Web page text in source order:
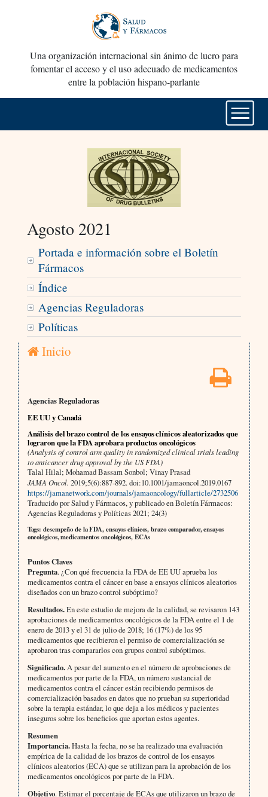
Una organización internacional sin ánimo de lucro para
fomentar el acceso y el uso adecuado de medicamentos
entre la población hispano-parlante
Agosto 2021
Portada e información sobre el Boletín
Fármacos
Índice
Agencias Reguladoras
Políticas
Inicio
Agencias Reguladoras
EE UU y Canadá
Análisis del brazo control de los ensayos clínicos aleatorizados que
lograron que la FDA aprobara productos oncológicos
(Analysis of control arm quality in randomized clinical trials leading
to anticancer drug approval by the US FDA)
Talal Hilal; Mohamad Bassam Sonbol; Vinay Prasad
JAMA Oncol. 2019;5(6):887-892. doi:10.1001/jamaoncol.2019.0167
https://jamanetwork.com/journals/jamaoncology/fullarticle/2732506
Traducido por Salud y Fármacos, y publicado en Boletín Fármacos:
Agencias Reguladoras y Políticas 2021; 24(3)
Tags: desempeño de la FDA, ensayos clínicos, brazo comparador, ensayos
oncológicos, medicamentos oncológicos, ECAs
Puntos Claves
Pregunta. ¿Con qué frecuencia la FDA de EE UU aprueba los
medicamentos contra el cáncer en base a ensayos clínicos aleatorios
diseñados con un brazo control subóptimo?
Resultados.En este estudio de mejora de la calidad, se revisaron 143
aprobaciones de medicamentos oncológicos de la FDA entre el 1 de
enero de 2013 y el 31 de julio de 2018; 16 (17%) de los 95
medicamentos que recibieron el permiso de comercialización se
aprobaron tras compararlos con grupos control subóptimos.
Significado.A pesar del aumento en el número de aprobaciones de
medicamentos por parte de la FDA, un número sustancial de
medicamentos contra el cáncer están recibiendo permisos de
comercialización basados en datos que no prueban su superioridad
sobre la terapia estándar, lo que deja a los médicos y pacientes
inseguros sobre los beneficios que aportan estos agentes.
Resumen
Importancia.Hasta la fecha, no se ha realizado una evaluación
empírica de la calidad de los brazos de control de los ensayos
clínicos aleatorios (ECA) que se utilizan para la aprobación de los
medicamentos oncológicos por parte de la FDA.
Objetivo. Estimar el porcentaje de ECAs que utilizaron un brazo de